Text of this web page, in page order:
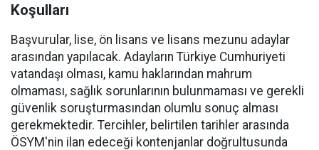
Koşulları
Başvurular, lise, ön lisans ve lisans mezunu adaylar
arasından yapılacak. Adayların Türkiye Cumhuriyeti
vatandaşı olması, kamu haklarından mahrum
olmaması, sağlık sorunlarının bulunmaması ve gerekli
güvenlik soruşturmasından olumlu sonuç alması
gerekmektedir. Tercihler, belirtilen tarihler arasında
ÖSYM'nin ilan edeceği kontenjanlar doğrultusunda